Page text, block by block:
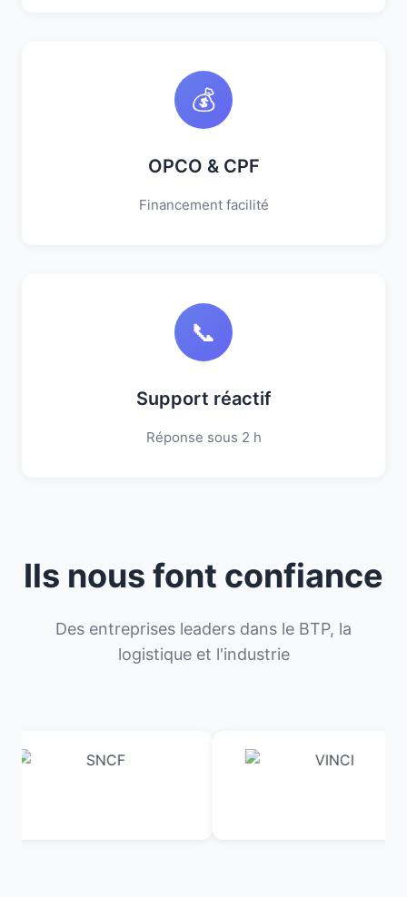
💰
OPCO & CPF
Financement facilité
📞
Support réactif
Réponse sous 2 h
Ils nous font confiance
Des entreprises leaders dans le BTP, la
logistique et l'industrie